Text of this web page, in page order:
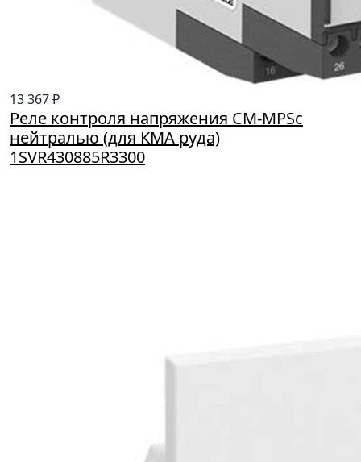
13 367 ₽
Реле контроля напряжения CM-MPSс
нейтралью (для КМА руда)
1SVR430885R3300